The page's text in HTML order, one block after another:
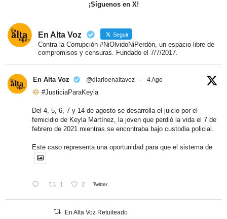
¡Síguenos en X!
En Alta Voz Seguir
Contra la Corrupción #NiOlvidoNiPerdón, un espacio libre de
compromisos y censuras. Fundado el 7/7/2017.
En Alta Voz @diarioenaltavoz · 4 Ago
#JusticiaParaKeyla
Del 4, 5, 6, 7 y 14 de agosto se desarrolla el juicio por el
femicidio de Keyla Martínez, la joven que perdió la vida el 7 de
febrero de 2021 mientras se encontraba bajo custodia policial.
Este caso representa una oportunidad para que el sistema de
1 2 Twitter
En Alta Voz Retuiteado